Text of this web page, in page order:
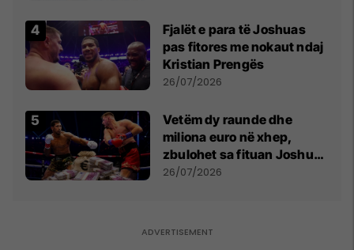
Fjalët e para të Joshuas
pas fitores me nokaut ndaj
Kristian Prengës
26/07/2026
Vetëm dy raunde dhe
miliona euro në xhep,
zbulohet sa fituan Joshua
e Prenga
26/07/2026